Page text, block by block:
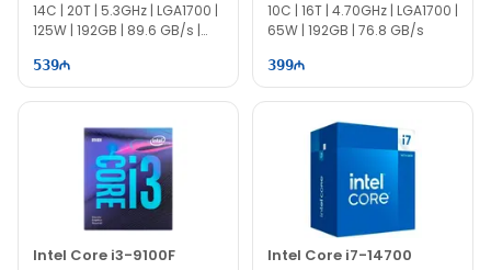
14C | 20T | 5.3GHz | LGA1700 |
125W | 192GB | 89.6 GB/s |
539
10C | 16T | 4.70GHz | LGA1700 |
65W | 192GB | 76.8 GB/s
399
Intel Core i3-9100F
Intel Core i7-14700